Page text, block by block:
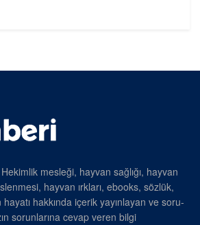
mesleği, hayvan sağlığı, hayvan
hayvan ırkları, ebooks, sözlük,
hakkında içerik yayınlayan ve soru-
sorunlarına cevap veren bilgi